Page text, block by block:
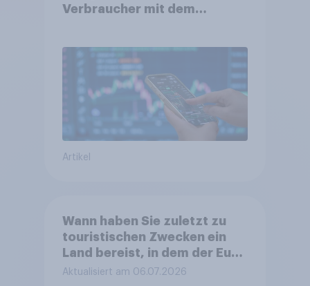
Verbraucher mit dem
Artikel
Wann haben Sie zuletzt zu
touristischen Zwecken ein
Land bereist, in dem der Euro
nicht die offizielle Währung
Aktualisiert am 06.07.2026